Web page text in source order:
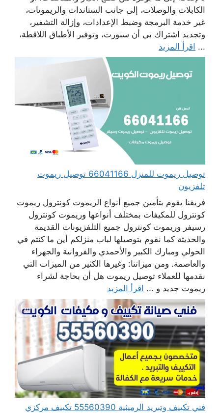
الكابلات والوصلات، إلى جانب الستاندات والريموتات،
غير خدمة البرمجة وضبط الإعدادات، وإزالة التشفير،
وتجديد اشتراك بي أن سبورت، وتوفير الأطباق اللاقطة،
... اقرأ المزيد
توصيل ريموت للمنزل 66041166 توصيل ريموت
تلفزيون
فريقنا يقوم بتأمين جميع أنواع الريموت كونترول ريموت
كونترول للمكيفات بمختلف أنواعها وريموت كونترول
رسيفر وريموت كونترول جميع التلفزيونات القديمة
والحديثة كما نقوم بتوصيلها لباب منزلكم أين ما كنتم في
الحولي ومبارك الكبير والأحمدي والفروانية والجهراء
والعاصمة. ومن ميزاتنا: وغيرها الكثير من الميزات التي
نقدمها للعملاء توصيل ريموت هل أن بحاجة لشراء
ريموت جديد و ... اقرأ المزيد
فني تكييف وتبريد الرميثية 55560390 تكييف مركزي